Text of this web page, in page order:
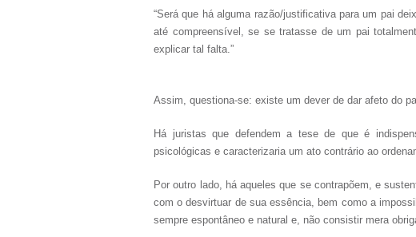
“Será que há alguma razão/justificativa para um pai
até compreensível, se se tratasse de um pai
explicar tal falta.”
Assim, questiona-se: existe um dever de dar afeto do
Há juristas que defendem a tese de que é
psicológicas e caracterizaria um ato contrário ao
Por outro lado, há aqueles que se contrapõem, e
com o desvirtuar de sua essência, bem como a
sempre espontâneo e natural e, não consistir mera